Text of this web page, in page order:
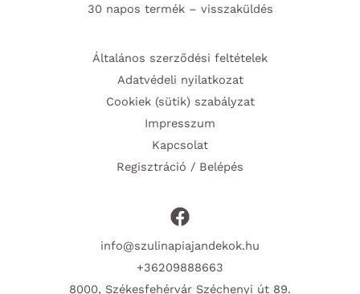
30 napos termék – visszaküldés
Általános szerződési feltételek
Adatvédeli nyilatkozat
Cookiek (sütik) szabályzat
Impresszum
Kapcsolat
Regisztráció / Belépés
info@szulinapiajandekok.hu
+36209888663
8000, Székesfehérvár Széchenyi út 89.